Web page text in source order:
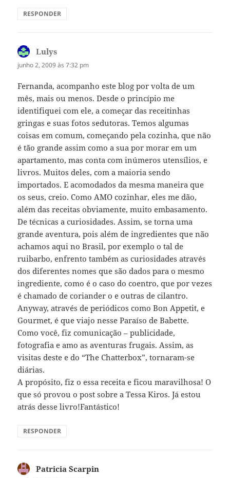
RESPONDER
Lulys
junho 2, 2009 às 7:32 pm
Fernanda, acompanho este blog por volta de um
mês, mais ou menos. Desde o princípio me
identifiquei com ele, a começar das receitinhas
gringas e suas fotos sedutoras. Temos algumas
coisas em comum, começando pela cozinha, que não
é tão grande assim como a sua por morar em um
apartamento, mas conta com inúmeros utensílios, e
livros. Muitos deles, com a maioria sendo
importados. E acomodados da mesma maneira que
os seus, creio. Como AMO cozinhar, eles me dão,
além das receitas obviamente, muito embasamento.
De técnicas a curiosidades. Assim, se torna uma
grande aventura, pois além de ingredientes que não
achamos aqui no Brasil, por exemplo o tal de
ruibarbo, enfrento também as curiosidades através
dos diferentes nomes que são dados para o mesmo
ingrediente, como é o caso do coentro, que por vezes
é chamado de coriander o e outras de cilantro.
Anyway, através de periódicos como Bon Appetit, e
Gourmet, é que viajo nesse Paraíso de Babette.
Como você, fiz comunicação – publicidade,
fotografia e amo as aventuras frugais. Assim, as
visitas deste e do “The Chatterbox”, tornaram-se
diárias.
A propósito, fiz o essa receita e ficou maravilhosa! O
que só provou o post sobre a Tessa Kiros. Já estou
atrás desse livro!Fantástico!
RESPONDER
Patricia Scarpin